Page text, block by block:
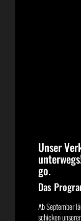
Unser
go.
Das
Ab September
schicken